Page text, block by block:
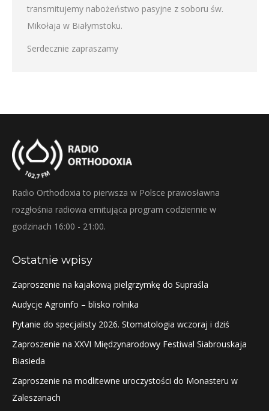
transmitujemy nabożeństwo pasyjne z soboru św.
Mikołaja w Białymstoku.
Serdecznie zapraszamy
Radio Orthodoxia to pierwsza w Polsce prawosławna
rozgłośnia radiowa emitująca program codziennie w
godzinach 16:00 - 21:00.
Ostatnie wpisy
Zaproszenie na kajakową pielgrzymkę do Supraśla
Audycje Agroinfo – blisko rolnika
Pytanie do specjalisty 2026. Stomatologia wczoraj i dziś
Zaproszenie na XXVI Międzynarodowy Festiwal Siabrouskaja
Biasieda
Zaproszenie na modlitewne uroczystości do Monasteru w
Zaleszanach